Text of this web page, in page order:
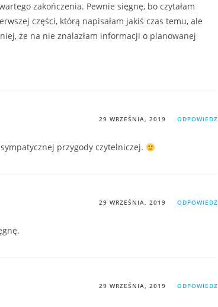
zakończenia. Pewnie sięgnę, bo czytałam
części, którą napisałam jakiś czas temu, ale
że na nie znalazłam informacji o planowanej
29 WRZEŚNIA, 2019 ODPOWIEDZ
przygody czytelniczej.
29 WRZEŚNIA, 2019 ODPOWIEDZ
29 WRZEŚNIA, 2019 ODPOWIEDZ